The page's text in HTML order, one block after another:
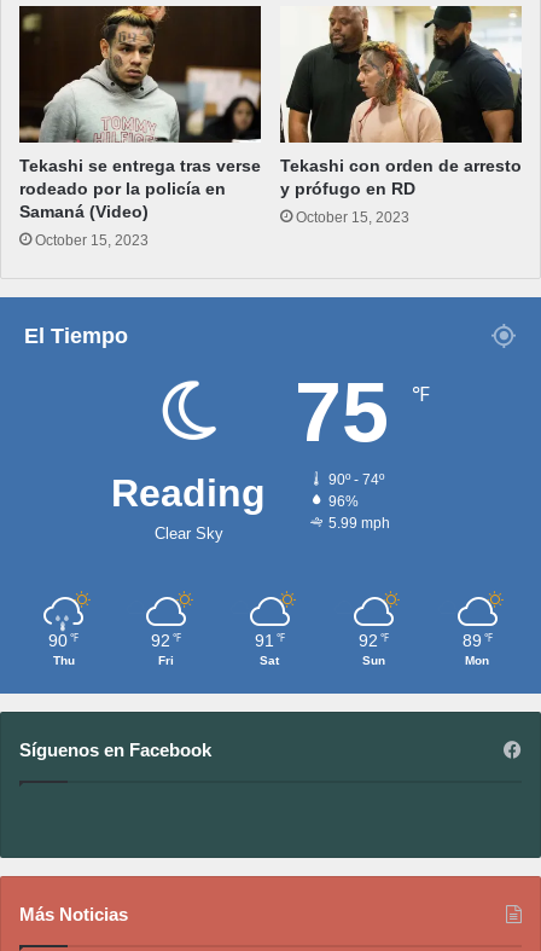
Tekashi se entrega tras verse
rodeado por la policía en
Samaná (Video)
October 15, 2023
Tekashi con orden de arresto
y prófugo en RD
October 15, 2023
El Tiempo
Reading
Clear Sky
75 ℉
90º - 74º
96%
5.99 mph
90 ℉
Thu
92 ℉
Fri
91 ℉
Sat
92 ℉
Sun
89 ℉
Mon
Síguenos en Facebook
Más Noticias